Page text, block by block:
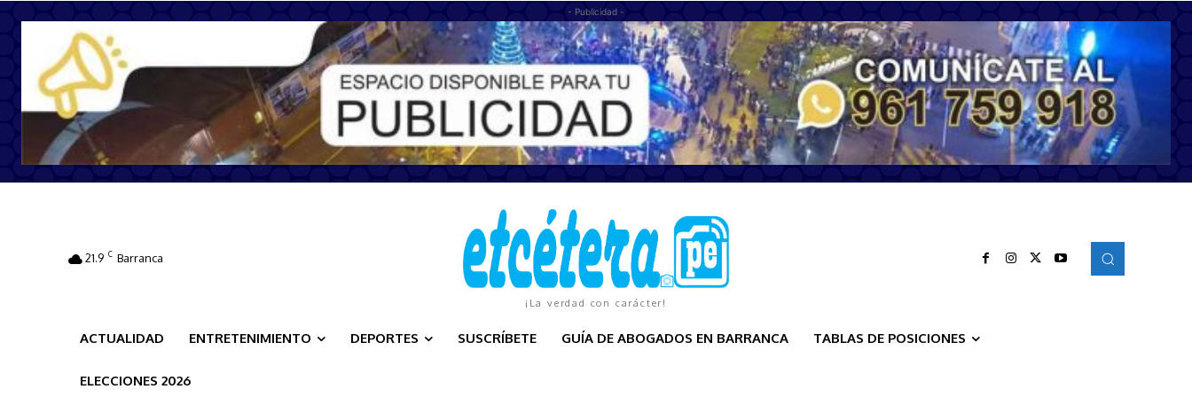
- Publicidad -
21.9 C Barranca
¡La verdad con carácter!
ACTUALIDAD ENTRETENIMIENTO DEPORTES SUSCRÍBETE GUÍA DE ABOGADOS EN BARRANCA TABLAS DE POSICIONES
ELECCIONES 2026